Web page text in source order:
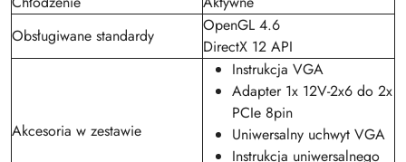
Obsługiwane standardy
OpenGL 4.6
DirectX 12 API
Akcesoria w zestawie
Instrukcja VGA
Adapter 1x 12V-2x6 do 2x
PCIe 8pin
Uniwersalny uchwyt VGA
Instrukcja uniwersalnego